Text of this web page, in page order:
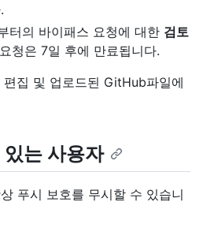
터의 바이패스 요청에 대한 검토
청은 7일 후에 만료됩니다.
집 및 업로드된 GitHub파일에
는 사용자
푸시 보호를 무시할 수 있습니